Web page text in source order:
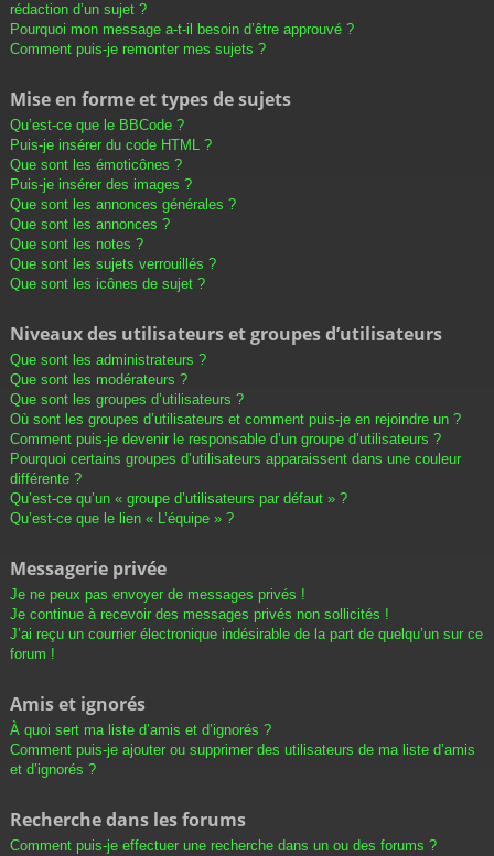
rédaction d’un sujet ?
Pourquoi mon message a-t-il besoin d’être approuvé ?
Comment puis-je remonter mes sujets ?
Mise en forme et types de sujets
Qu’est-ce que le BBCode ?
Puis-je insérer du code HTML ?
Que sont les émoticônes ?
Puis-je insérer des images ?
Que sont les annonces générales ?
Que sont les annonces ?
Que sont les notes ?
Que sont les sujets verrouillés ?
Que sont les icônes de sujet ?
Niveaux des utilisateurs et groupes d’utilisateurs
Que sont les administrateurs ?
Que sont les modérateurs ?
Que sont les groupes d’utilisateurs ?
Où sont les groupes d’utilisateurs et comment puis-je en rejoindre un ?
Comment puis-je devenir le responsable d’un groupe d’utilisateurs ?
Pourquoi certains groupes d’utilisateurs apparaissent dans une couleur
différente ?
Qu’est-ce qu’un « groupe d’utilisateurs par défaut » ?
Qu’est-ce que le lien « L’équipe » ?
Messagerie privée
Je ne peux pas envoyer de messages privés !
Je continue à recevoir des messages privés non sollicités !
J’ai reçu un courrier électronique indésirable de la part de quelqu’un sur ce
forum !
Amis et ignorés
À quoi sert ma liste d’amis et d’ignorés ?
Comment puis-je ajouter ou supprimer des utilisateurs de ma liste d’amis
et d’ignorés ?
Recherche dans les forums
Comment puis-je effectuer une recherche dans un ou des forums ?